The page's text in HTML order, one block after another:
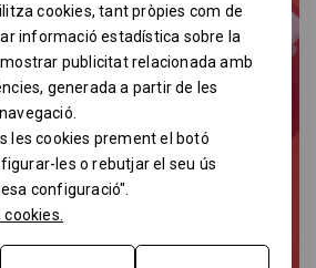
cookies, tant pròpies com de
informació estadística sobre la
publicitat relacionada amb
generada a partir de les
les cookies prement el botó
les o rebutjar el seu ús
configuració".